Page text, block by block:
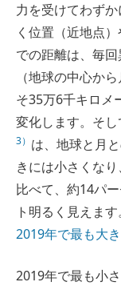
力を受けてわず
く位置（近地点
での距離は、毎
（地球の中心か
そ35万6千キロメ
変化します。そし
3） は、地球と月
きには小さくな
比べて、約14パ
ト明るく見えます。
2019年で最も大
2019年で最も小